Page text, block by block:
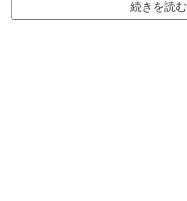
続きを読む